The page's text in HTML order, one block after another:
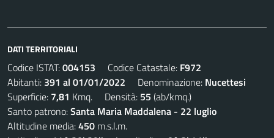
DATI TERRITORIALI
Codice ISTAT:004153 Codice Catastale: F972
Abitanti: 391 al 01/01/2022 Denominazione: Nucettesi
Superficie: 7,81 Kmq. Densità: 55 (ab/kmq.)
Santo patrono:Santa Maria Maddalena - 22 luglio
Altitudine media:450 m.s.l.m.